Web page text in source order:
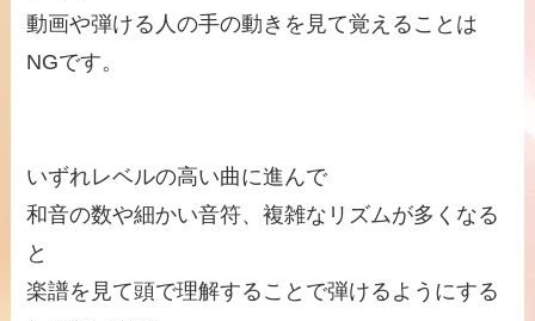
動画や弾ける人の手の動きを見て覚えることは
NGです。
いずれレベルの高い曲に進んで
和音の数や細かい音符、複雑なリズムが多くなる
と
楽譜を見て頭で理解することで弾けるようにする